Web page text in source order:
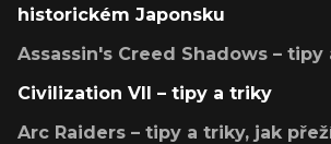
historickém Japonsku
Assassin's Creed Shadows – tipy
Civilization VII – tipy a triky
Arc Raiders – tipy a triky, jak